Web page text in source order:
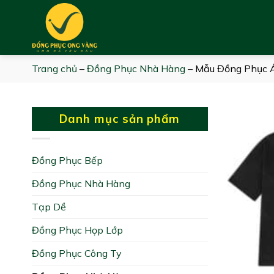
Trang chủ – Đồng Phục Nhà Hàng – Mẫu Đồng Phục
Danh mục sản phẩm
Đồng Phục Bếp
Đồng Phục Nhà Hàng
Tạp Dề
Đồng Phục Họp Lớp
Đồng Phục Công Ty